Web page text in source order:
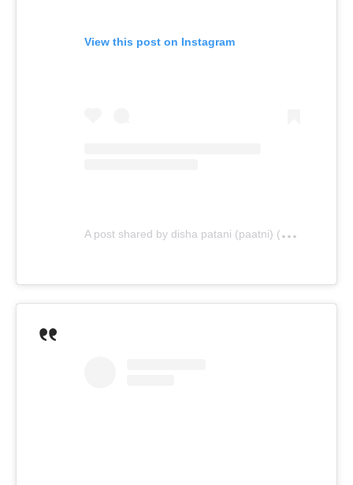
View this post on Instagram
A
post shared by disha patani (paatni) (@dishapatani)